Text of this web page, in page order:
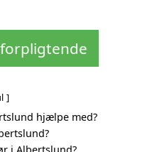
hjælpe med?